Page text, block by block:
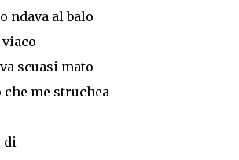
ndava al balo
scuasi mato
che me struchea
di